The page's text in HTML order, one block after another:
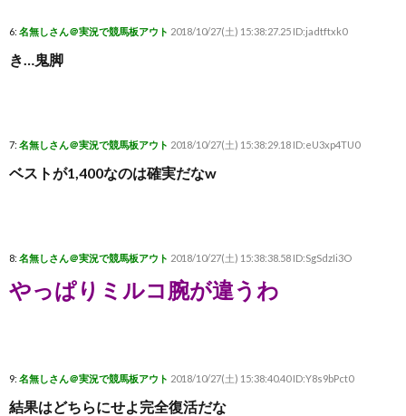
6: 名無しさん＠実況で競馬板アウト 2018/10/27(土) 15:38:27.25 ID:jadtftxk0
き…鬼脚
7: 名無しさん＠実況で競馬板アウト 2018/10/27(土) 15:38:29.18 ID:eU3xp4TU0
ベストが1,400なのは確実だなw
8: 名無しさん＠実況で競馬板アウト 2018/10/27(土) 15:38:38.58 ID:SgSdzIi3O
やっぱりミルコ腕が違うわ
9: 名無しさん＠実況で競馬板アウト 2018/10/27(土) 15:38:40.40 ID:Y8s9bPct0
結果はどちらにせよ完全復活だな